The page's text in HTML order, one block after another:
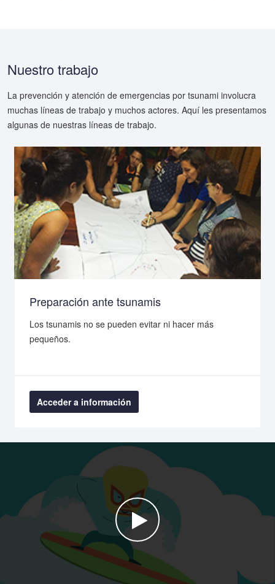
Nuestro trabajo
La prevención y atención de emergencias por tsunami involucra
muchas líneas de trabajo y muchos actores. Aquí les presentamos
algunas de nuestras líneas de trabajo.
Preparación ante tsunamis
Los tsunamis no se pueden evitar ni hacer más
pequeños.
Acceder a información
Watch the video